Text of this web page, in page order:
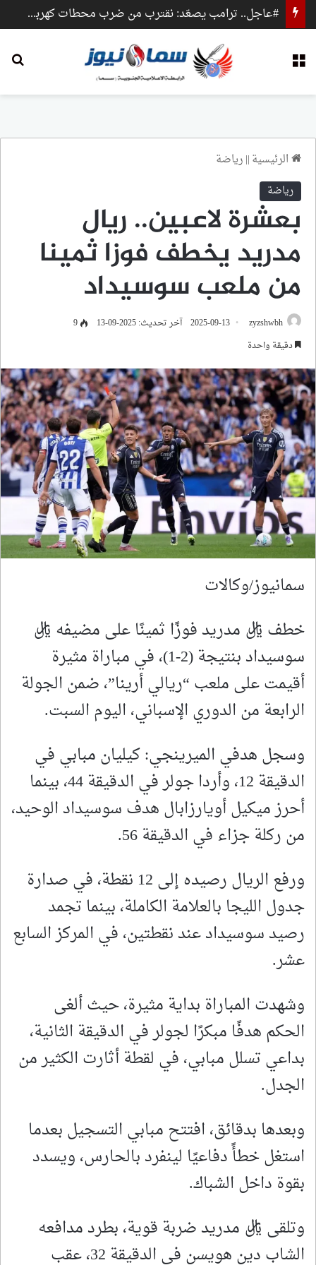
#عاجل.. ترامب يصعّد: نقترب من ضرب محطات كهرباء وجسور داخل إيران
الرئيسية||رياضة
رياضة
بعشرة لاعبين.. ريال
مدريد يخطف فوزا ثمينا
من ملعب سوسيداد
zyzshwbh
2025-09-13 آخر تحديث: 2025-09-13
9
دقيقة واحدة
سمانيوز/وكالات
خطف ريال مدريد فوزًا ثمينًا على مضيفه ريال
سوسيداد بنتيجة (2-1)، في مباراة مثيرة
أقيمت على ملعب “ريالي أرينا”، ضمن الجولة
الرابعة من الدوري الإسباني، اليوم السبت.
وسجل هدفي الميرينجي: كيليان مبابي في
الدقيقة 12، وأردا جولر في الدقيقة 44، بينما
أحرز ميكيل أويارزابال هدف سوسيداد الوحيد،
من ركلة جزاء في الدقيقة 56.
ورفع الريال رصيده إلى 12 نقطة، في صدارة
جدول الليجا بالعلامة الكاملة، بينما تجمد
رصيد سوسيداد عند نقطتين، في المركز السابع
عشر.
وشهدت المباراة بداية مثيرة، حيث ألغى
الحكم هدفًا مبكرًا لجولر في الدقيقة الثانية،
بداعي تسلل مبابي، في لقطة أثارت الكثير من
الجدل.
وبعدها بدقائق، افتتح مبابي التسجيل بعدما
استغل خطأً دفاعيًا لينفرد بالحارس، ويسدد
بقوة داخل الشباك.
وتلقى ريال مدريد ضربة قوية، بطرد مدافعه
الشاب دين هويسن في الدقيقة 32، عقب